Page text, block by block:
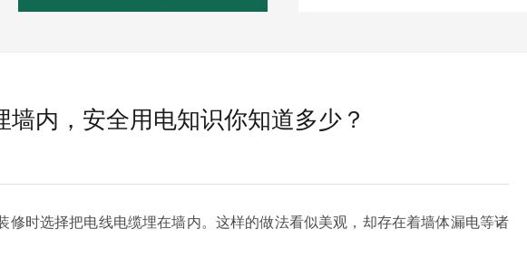
内，安全用电知识你知道多少？
时选择把电线电缆埋在墙内。这样的做法看似美观，却存在着墙体漏电等诸